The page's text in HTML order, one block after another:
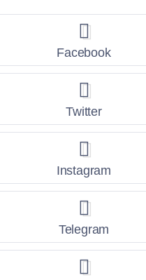
Facebook
Twitter
Instagram
Telegram